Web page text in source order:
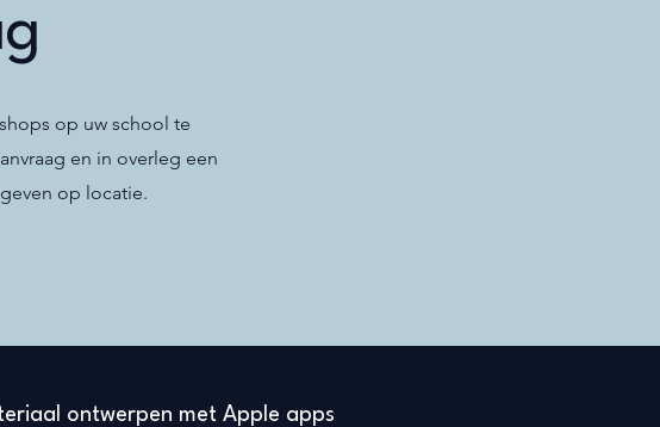
op uw school te
en in overleg een
op locatie.
ontwerpen met Apple apps